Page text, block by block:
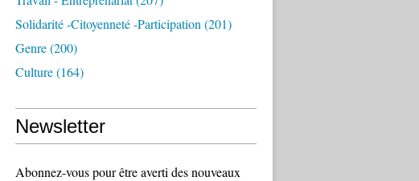
Solidarité -citoyenneté -participation (201)
Genre(200)
Culture(164)
Newsletter
Abonnez-vous pour être averti des nouveaux